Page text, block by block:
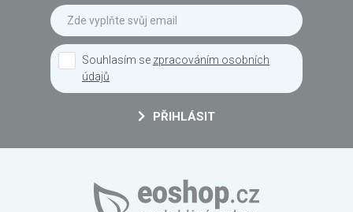
Souhlasím se zpracováním osobních
údajů
PŘIHLÁSIT